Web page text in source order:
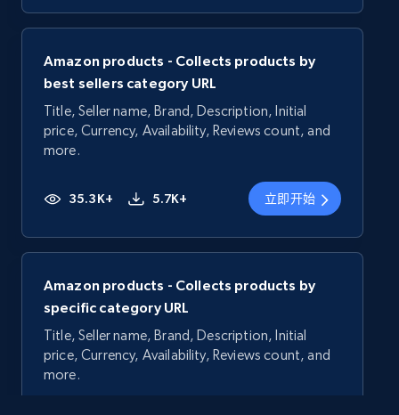
Amazon products - Collects products by
best sellers category URL
Title, Seller name, Brand, Description, Initial
price, Currency, Availability, Reviews count, and
more.
35.3K+ 5.7K+ 立即开始
Amazon products - Collects products by
specific category URL
Title, Seller name, Brand, Description, Initial
price, Currency, Availability, Reviews count, and
more.